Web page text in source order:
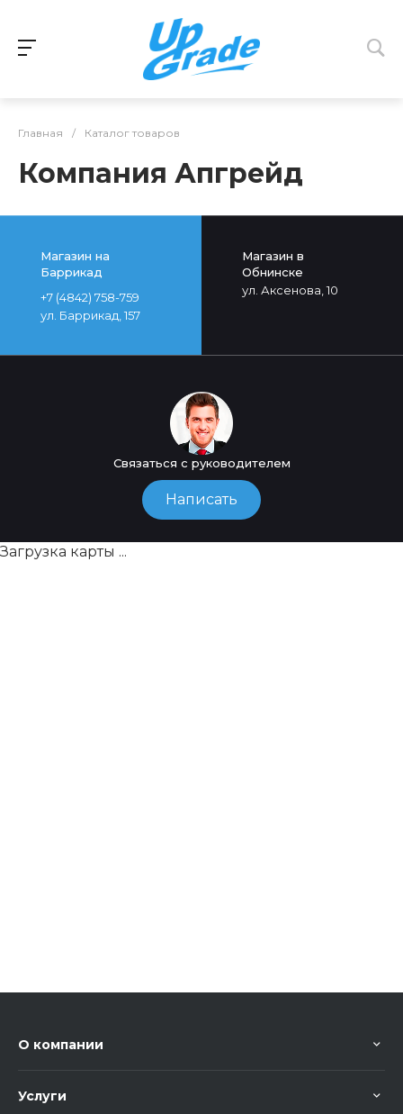
Главная / Каталог товаров
Компания Апгрейд
Магазин на
Баррикад
+7 (4842) 758-759
ул. Баррикад, 157
Магазин в
Обнинске
ул. Аксенова, 10
Связаться с руководителем
Написать
Загрузка карты ...
О компании
Услуги